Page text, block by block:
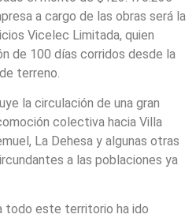
a cargo de las obras será la
Vicelec Limitada, quien
de 100 días corridos desde la
terreno.
la circulación de una gran
colectiva hacia Villa
La Dehesa y algunas otras
a las poblaciones ya
todo este territorio ha ido